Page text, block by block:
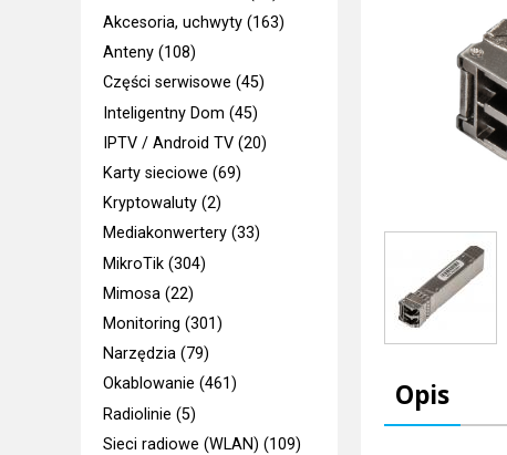
Akcesoria, uchwyty (163)
Anteny (108)
Części serwisowe (45)
Inteligentny Dom (45)
IPTV / Android TV (20)
Karty sieciowe (69)
Kryptowaluty (2)
Mediakonwertery (33)
MikroTik (304)
Mimosa (22)
Monitoring (301)
Narzędzia (79)
Okablowanie (461)
Radiolinie (5)
Sieci radiowe (WLAN) (109)
Opis